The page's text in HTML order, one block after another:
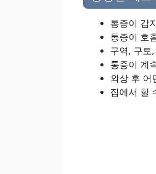
통증이 갑
통증이 호
구역, 구토
통증이 계
외상 후 어
집에서 할